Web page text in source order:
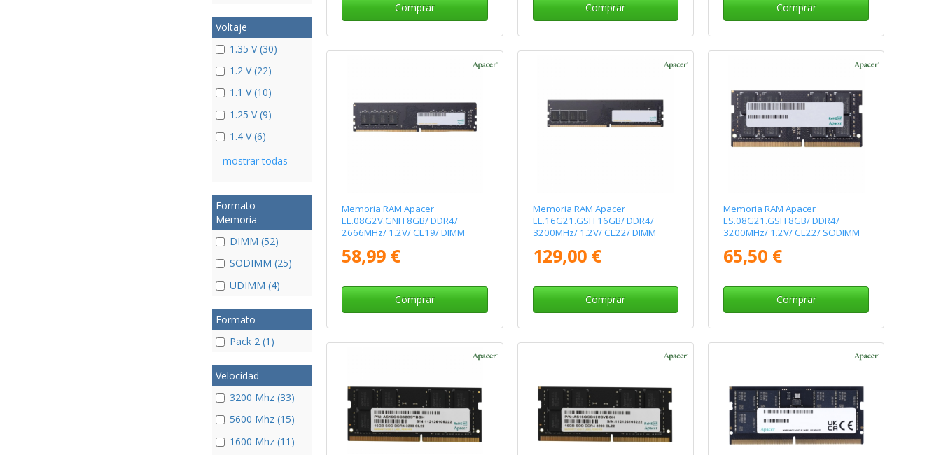
Voltaje
1.35 V (30)
1.2 V (22)
1.1 V (10)
1.25 V (9)
1.4 V (6)
mostrar todas
Formato
Memoria
DIMM (52)
SODIMM (25)
UDIMM (4)
Formato
Pack 2 (1)
Velocidad
3200 Mhz (33)
5600 Mhz (15)
1600 Mhz (11)
Comprar Comprar Comprar
Memoria RAM Apacer
EL.08G2V.GNH 8GB/ DDR4/
2666MHz/ 1.2V/ CL19/ DIMM
58,99 €
Comprar
Memoria RAM Apacer
EL.16G21.GSH 16GB/ DDR4/
3200MHz/ 1.2V/ CL22/ DIMM
129,00 €
Comprar
Memoria RAM Apacer
ES.08G21.GSH 8GB/ DDR4/
3200MHz/ 1.2V/ CL22/ SODIMM
65,50 €
Comprar